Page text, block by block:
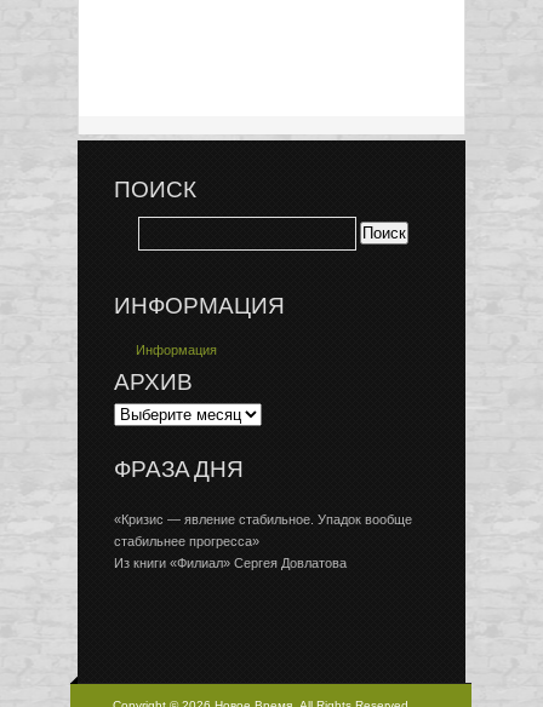
ПОИСК
ИНФОРМАЦИЯ
Информация
АРХИВ
ФРАЗА ДНЯ
«Кризис — явление стабильное. Упадок вообще
стабильнее прогресса»
Из книги «Филиал» Сергея Довлатова